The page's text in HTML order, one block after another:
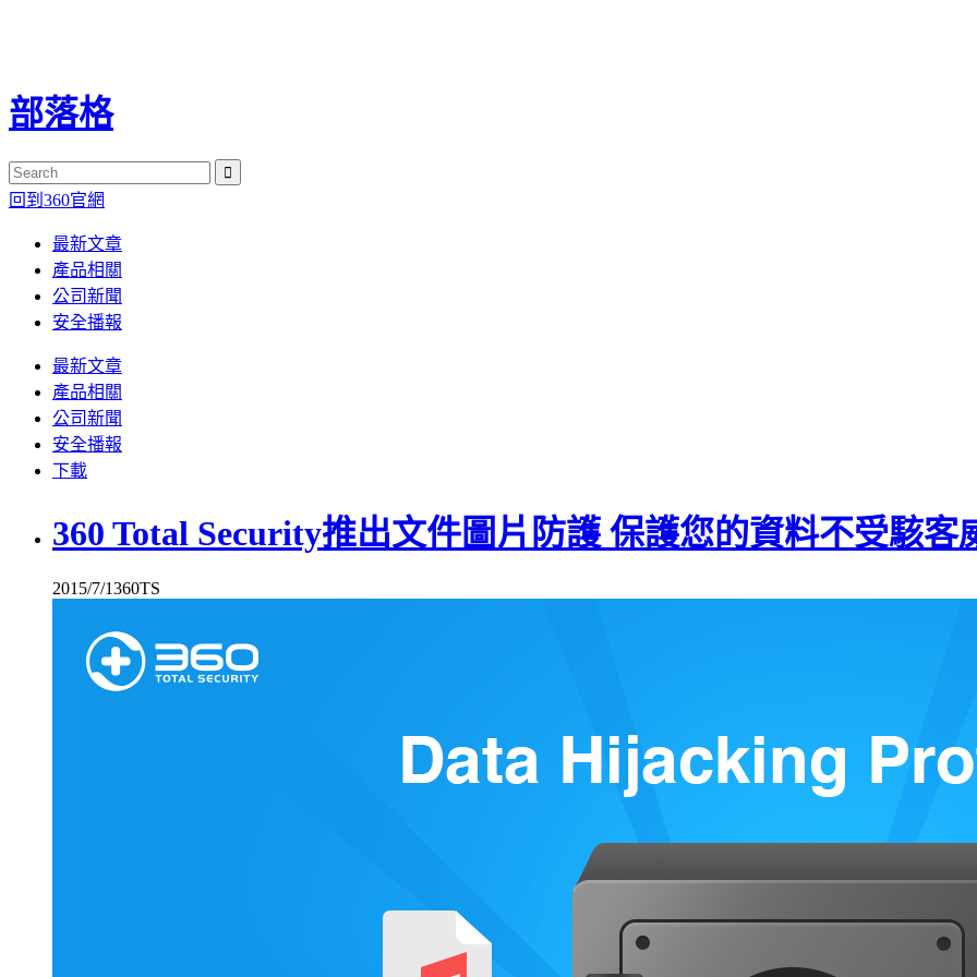
部落格
回到360官網
最新文章
產品相關
公司新聞
安全播報
最新文章
產品相關
公司新聞
安全播報
下載
360 Total Security推出文件圖片防護 保護您的資料不受駭客
2015/7/1360TS